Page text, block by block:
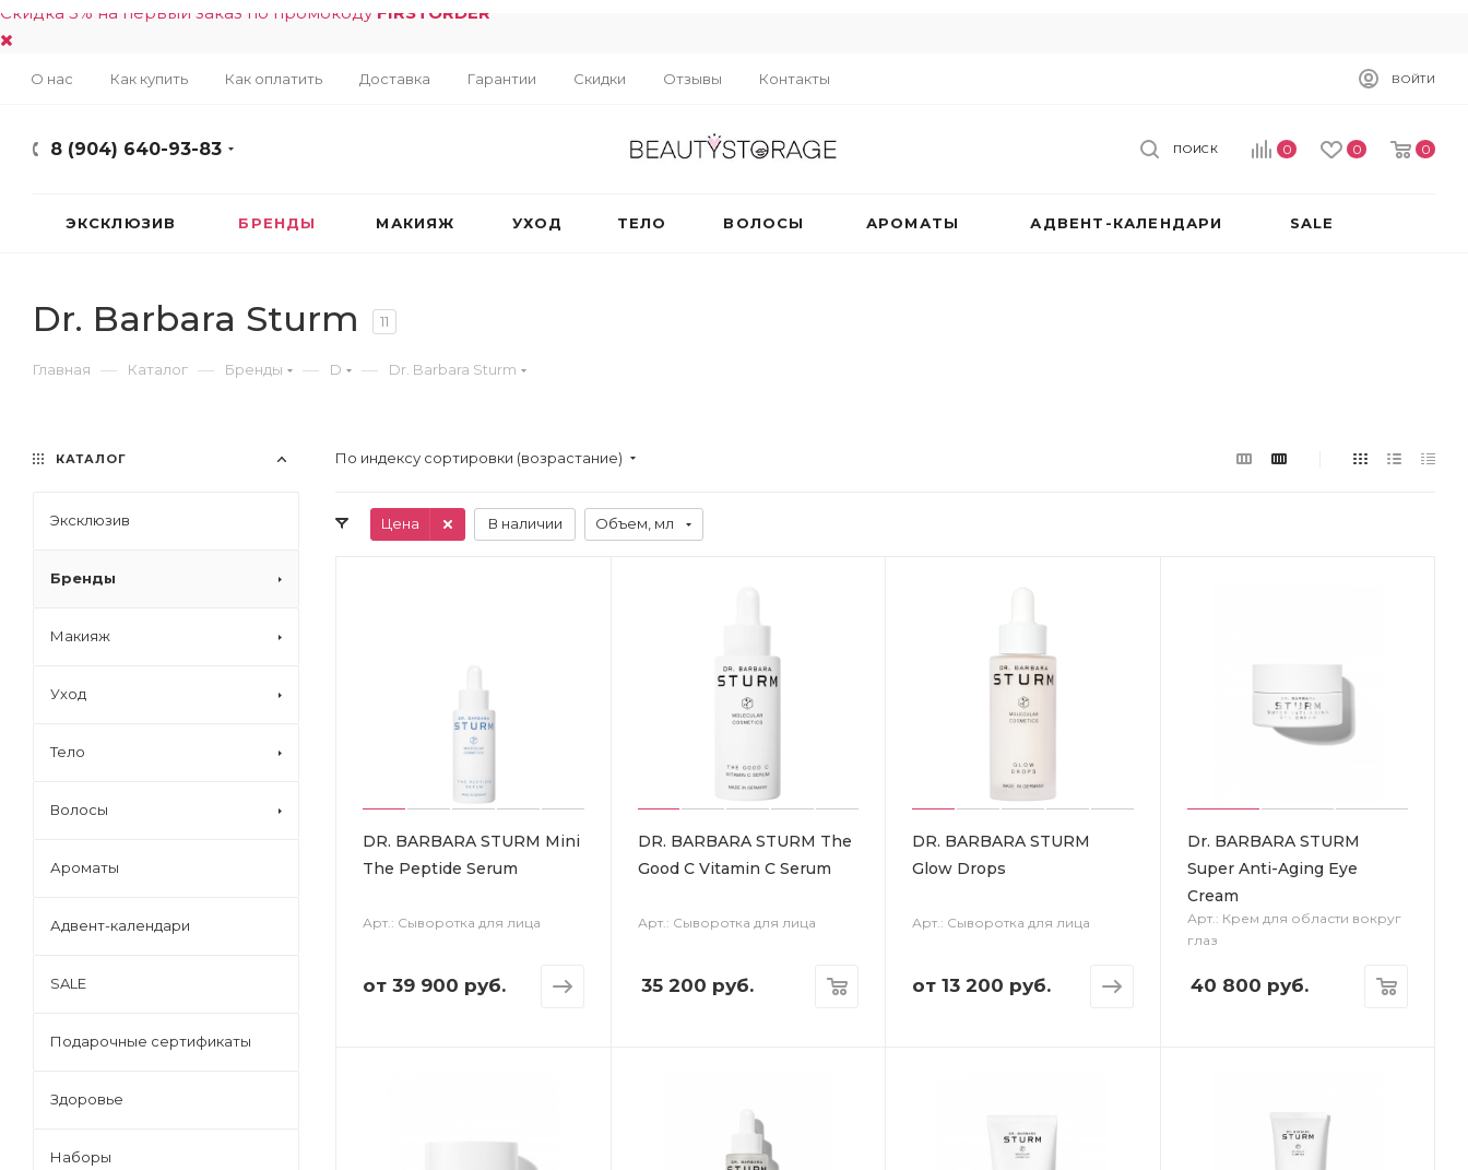
Скидка 5% на первый заказ по промокоду FIRSTORDER
О нас Как купить Как оплатить Доставка Гарантии Скидки Отзывы Контакты ВОЙТИ
8 (904) 640-93-83 0 0 0
ПОИСК
ЭКСКЛЮЗИВ БРЕНДЫ МАКИЯЖ УХОД ТЕЛО ВОЛОСЫ АРОМАТЫ АДВЕНТ-КАЛЕНДАРИ SALE
Dr. Barbara Sturm 11
Главная — Каталог — Бренды — D — Dr. Barbara Sturm
По индексу сортировки (возрастание)
Цена В наличии Объем, мл
DR. BARBARA STURM Mini
The Peptide Serum
Арт.: Сыворотка для лица
от 39 900 руб.
DR. BARBARA STURM The
Good C Vitamin C Serum
Арт.: Сыворотка для лица
35 200 руб.
DR. BARBARA STURM
Glow Drops
Арт.: Сыворотка для лица
от 13 200 руб.
Dr. BARBARA STURM
Super Anti-Aging Eye
Cream
Арт.: Крем для области вокруг
глаз
40 800 руб.
КАТАЛОГ
Эксклюзив
Бренды
Макияж
Уход
Тело
Волосы
Ароматы
Адвент-календари
SALE
Подарочные сертификаты
Здоровье
Наборы